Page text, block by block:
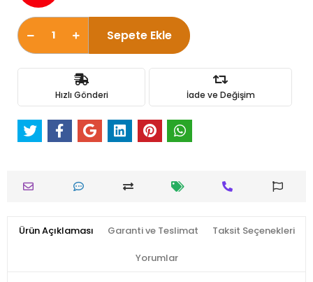
Sepete Ekle
Hızlı Gönderi İade ve Değişim
Ürün Açıklaması Garanti ve Teslimat Taksit Seçenekleri
Yorumlar